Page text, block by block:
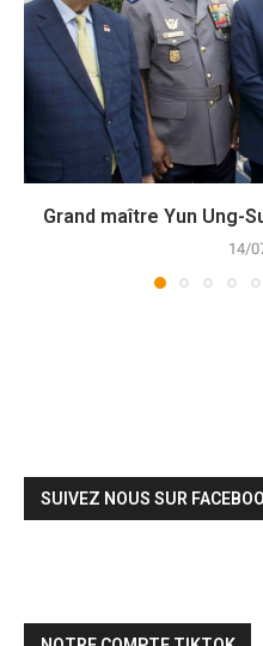
Grand maître Yun Ung-
14/
SUIVEZ NOUS SUR